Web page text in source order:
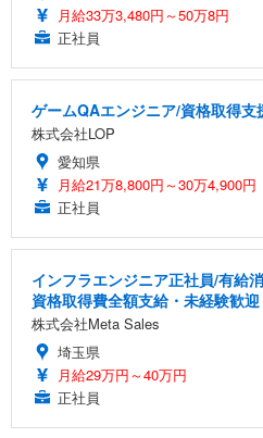
月給33万3,480円～50万8円
正社員
ゲームQAエンジニア/資格取得
株式会社LOP
愛知県
月給21万8,800円～30万4,900円
正社員
インフラエンジニア正社員/有給
資格取得費全額支給・未経験歓
株式会社Meta Sales
埼玉県
月給29万円～40万円
正社員